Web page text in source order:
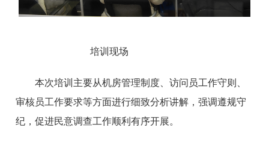
培训现场
本次培训主要从机房管理制度、访问员工作守则、
审核员工作要求等方面进行细致分析讲解，强调遵规守
纪，促进民意调查工作顺利有序开展。